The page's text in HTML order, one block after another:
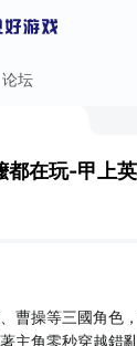
论坛
都在玩-甲上
曹操等三國角色
主角零秒穿越錯